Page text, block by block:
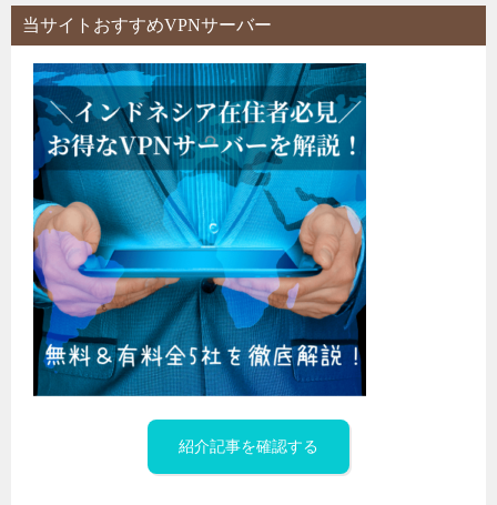
当サイトおすすめVPNサーバー
紹介記事を確認する